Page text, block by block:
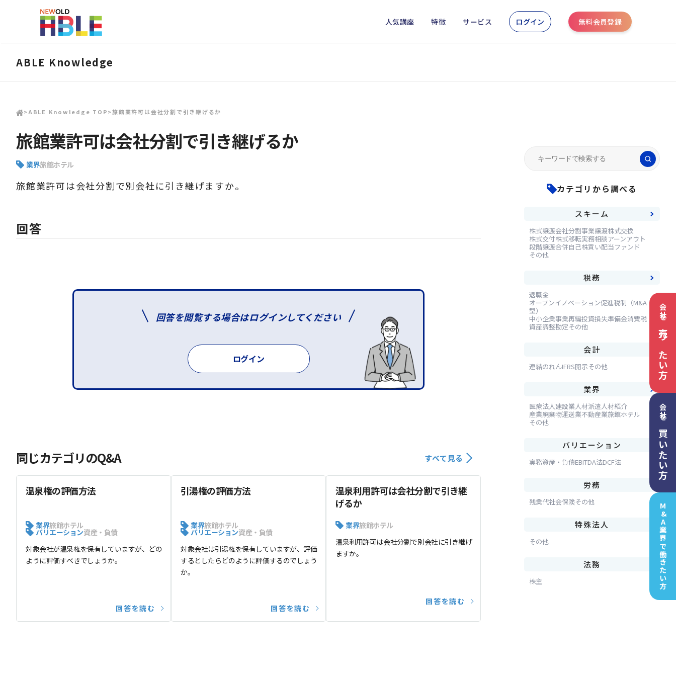
人気講座 特徴 サービス ログイン 無料会員登録
ABLE Knowledge
>ABLE Knowledge TOP>旅館業許可は会社分割で引き継げるか
旅館業許可は会社分割で引き継げるか
業界旅館ホテル
旅館業許可は会社分割で別会社に引き継げますか。
回答
回答を閲覧する場合はログインしてください
ログイン
同じカテゴリのQ&A すべて見る
温泉権の評価方法
業界旅館ホテル
バリエーション資産・負債
対象会社が温泉権を保有していますが、どの
ように評価すべきでしょうか。
回答を読む
引湯権の評価方法
業界旅館ホテル
バリエーション資産・負債
対象会社は引湯権を保有していますが、評価
するとしたらどのように評価するのでしょう
か。
回答を読む
温泉利用許可は会社分割で引き継
げるか
業界旅館ホテル
温泉利用許可は会社分割で別会社に引き継げ
ますか。
回答を読む
for:
カテゴリから調べる
スキーム
株式譲渡会社分割事業譲渡株式交換
株式交付株式移転実務相談アーンアウト
段階譲渡合併自己株買い配当ファンド
その他
税務
退職金
オープンイノベーション促進税制（M&A
型）
中小企業事業再編投資損失準備金消費税
資産調整勘定その他
会計
連結のれんIFRS開示その他
業界
医療法人建設業人材派遣人材紹介
産業廃棄物運送業不動産業旅館ホテル
その他
バリエーション
実務資産・負債EBITDA法DCF法
労務
残業代社会保険その他
特殊法人
その他
法務
株主
会社を
売りたい方
会社を
買いたい方
M&A業界で
働きたい方